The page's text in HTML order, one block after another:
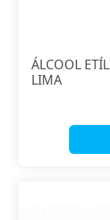
ÁLCOOL
LIMA